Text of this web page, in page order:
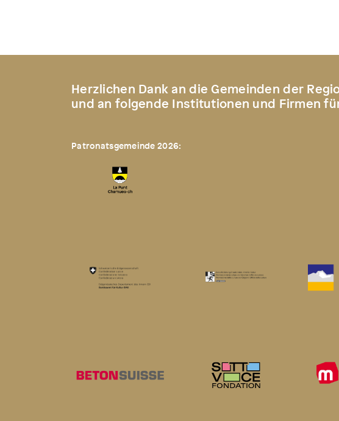
Herzlichen Dank an die Gemeinden der
und an folgende Institutionen und Firmen
Patronatsgemeinde 2026: